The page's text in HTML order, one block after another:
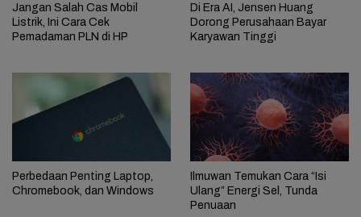
Jangan Salah Cas Mobil
Listrik, Ini Cara Cek
Pemadaman PLN di HP
Di Era AI, Jensen Huang
Dorong Perusahaan Bayar
Karyawan Tinggi
Perbedaan Penting Laptop,
Chromebook, dan Windows
Ilmuwan Temukan Cara “Isi
Ulang” Energi Sel, Tunda
Penuaan